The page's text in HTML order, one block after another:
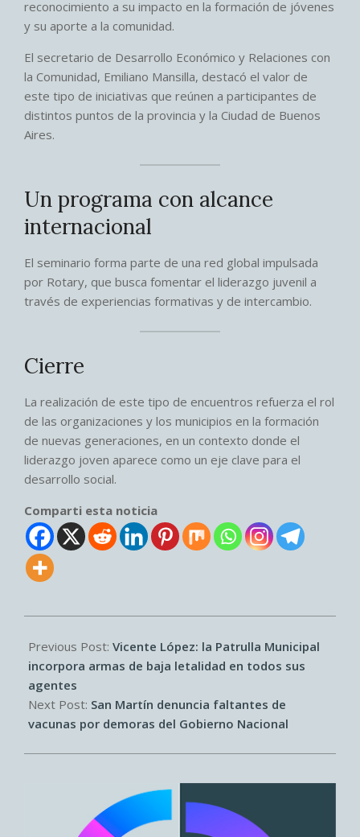
reconocimiento a su impacto en la formación de jóvenes
y su aporte a la comunidad.
El secretario de Desarrollo Económico y Relaciones con
la Comunidad, Emiliano Mansilla, destacó el valor de
este tipo de iniciativas que reúnen a participantes de
distintos puntos de la provincia y la Ciudad de Buenos
Aires.
Un programa con alcance
internacional
El seminario forma parte de una red global impulsada
por Rotary, que busca fomentar el liderazgo juvenil a
través de experiencias formativas y de intercambio.
Cierre
La realización de este tipo de encuentros refuerza el rol
de las organizaciones y los municipios en la formación
de nuevas generaciones, en un contexto donde el
liderazgo joven aparece como un eje clave para el
desarrollo social.
Comparti esta noticia
04-
15
Previous Post: Vicente López: la Patrulla Municipal
incorpora armas de baja letalidad en todos sus
agentes
Next Post: San Martín denuncia faltantes de
vacunas por demoras del Gobierno Nacional